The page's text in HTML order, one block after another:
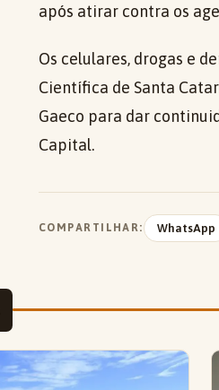
após atirar contra os
Os celulares, drogas e
Científica de Santa
Gaeco para dar
Capital.
COMPARTILHAR: WhatsApp